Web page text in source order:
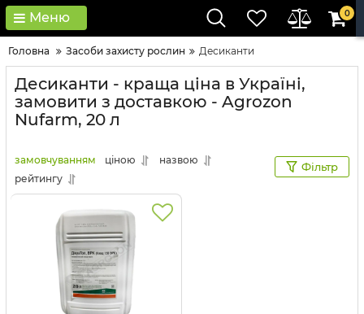
Меню 0
Головна Засоби захисту рослин Десиканти
Десиканти - краща ціна в Україні,
замовити з доставкою - Agrozon
Nufarm, 20 л
замовчуванням ціною
назвою
рейтингу
Фільтр